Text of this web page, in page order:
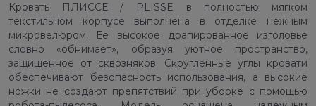
Кровать ПЛИССЕ / PLISSE в полностью мягком
текстильном корпусе выполнена в отделке нежным
микровелюром. Ее высокое драпированное изголовье
словно «обнимает», образуя уютное пространство,
защищенное от сквозняков. Скругленные углы кровати
обеспечивают безопасность использования, а высокие
ножки не создают препятствий при уборке с помощью